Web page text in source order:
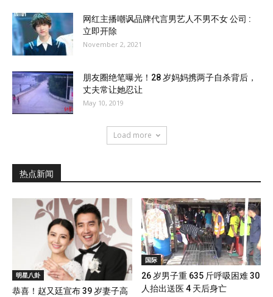
网红主播嘲讽品牌代言男艺人不男不女 公司 :
立即开除
November 2, 2021
朋友圈绝笔曝光！28 岁妈妈携两子自杀背后，
丈夫常让她忍让
May 10, 2019
Load more
热点新闻
明星八卦
恭喜！赵又廷宣布 39 岁妻子高
国际
26 岁男子重 635 斤呼吸困难 30
人抬出送医 4 天后身亡